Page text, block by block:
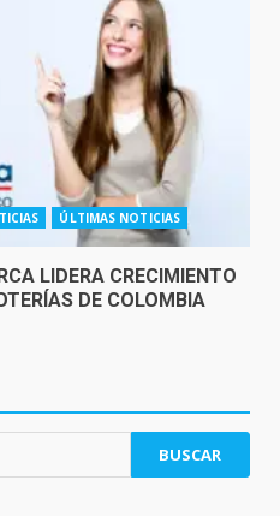
ÚLTIMAS NOTICIAS
LIDERA CRECIMIENTO
DE COLOMBIA